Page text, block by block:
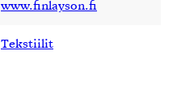
www.finlayson.fi
Tekstiilit